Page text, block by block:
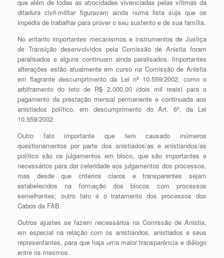
que além de todas as atrocidades vivenciadas pelas vítimas da
ditadura civil-militar figuravam ainda numa lista suja que os
impedia de trabalhar para prover o seu sustento e de sua família.
No entanto importantes mecanismos e instrumentos de Justiça
de Transição desenvolvidos pela Comissão de Anistia foram
paralisados e alguns continuam ainda paralisados. Importantes
alterações estão atualmente em curso na Comissão de Anistia
em flagrante descumprimento da Lei nº 10.559/2002, como o
arbitramento do teto de R$ 2.000,00 (dois mil reais) para o
pagamento da prestação mensal permanente e continuada aos
anistiados político, em descumprimento do Art. 6º, da Lei
10.559/2002.
Outro fato importante que tem causado inúmeros
questionamentos por parte dos anistiados/as e anistiandos/as
político são os julgamentos em bloco, que são importantes e
necessários para dar celeridade aos julgamentos dos processos,
mas desde que critérios claros e transparentes sejam
estabelecidos na formação dos blocos com processos
semelhantes; outro fato é o tratamento dos processos dos
Cabos da FAB.
Outros ajustes se fazem necessários na Comissão de Anistia,
em especial na relação com os anistiandos, anistiados e seus
representantes, para que haja uma maior transparência e diálogo
entre os mesmos.